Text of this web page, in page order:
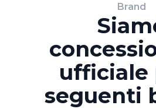
Brand
ufficiale
seguenti